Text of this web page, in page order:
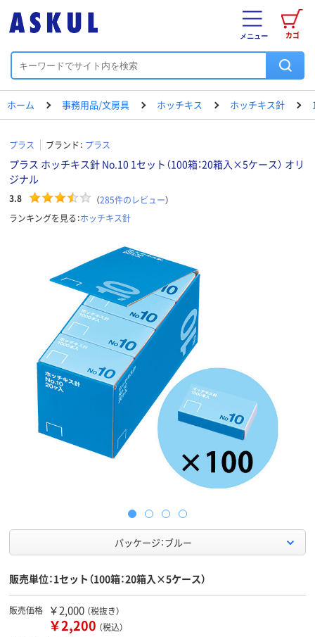
カゴ
メニュー
ホーム 事務用品/文房具 ホッチキス ホッチキス針
プラス ブランド： プラス
プラス ホッチキス針 No.10 1セット（100箱：20箱入×5ケース） オリ
ジナル
3.8 （285件のレビュー）
ランキングを見る：ホッチキス針
パッケージ：ブルー
販売単位：1セット（100箱：20箱入×5ケース）
販売価格 ￥2,000 （税抜き）
￥2,200 （税込）